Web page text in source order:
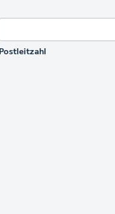
Postleitzahl